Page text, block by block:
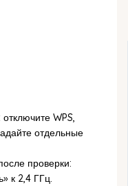
WPS,
отдельные
проверки:
к 2,4 ГГц.